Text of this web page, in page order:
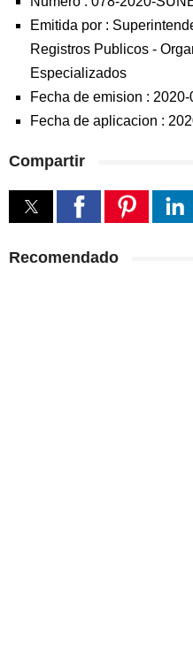
Emitida por :
Registros Publicos -
Especializados
Fecha de emision : 2020-
Fecha de aplicacion :
Compartir
Recomendado